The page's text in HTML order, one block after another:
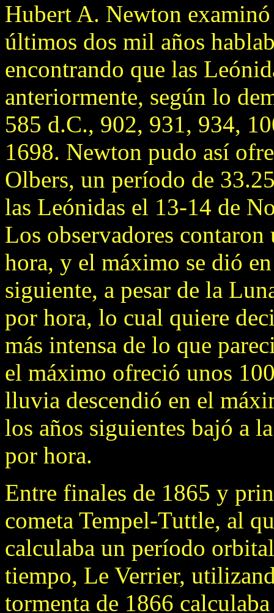
Hubert A. Newton
últimos dos mil años
encontrando que las
anteriormente, según lo
585 d.C., 902, 931, 934,
1698. Newton pudo así
Olbers, un período de
las Leónidas el 13-14 de
Los observadores
hora, y el máximo se dió
siguiente, a pesar de la
por hora, lo cual quiere
más intensa de lo que
el máximo ofreció unos
lluvia descendió en el
los años siguientes bajó a
por hora.
Entre finales de 1865 y
cometa Tempel-Tuttle, al
calculaba un período
tiempo, Le Verrier,
tormenta de 1866